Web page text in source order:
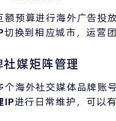
额预算进行海外广告投
切换到相应城市，运营
媒矩阵管理
个海外社交媒体品牌账
IP进行日常维护，可以